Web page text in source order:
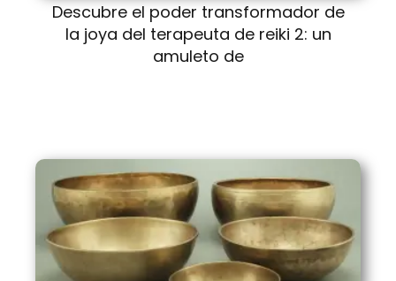
Descubre el poder transformador de
la joya del terapeuta de reiki 2: un
amuleto de